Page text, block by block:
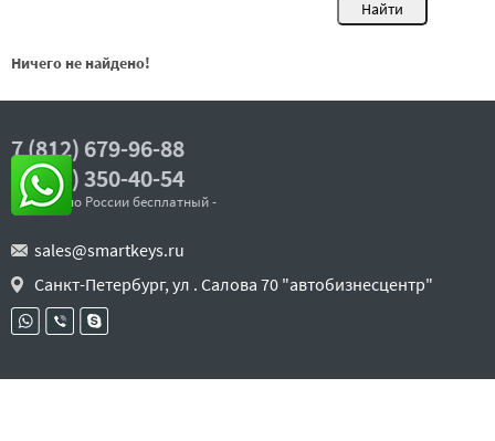
Ничего не найдено!
7 (812) 679-96-88
8 (800) 350-40-54
- звонок по России бесплатный -
sales@smartkeys.ru
Санкт-Петербург, ул . Салова 70 "автобизнесцентр"